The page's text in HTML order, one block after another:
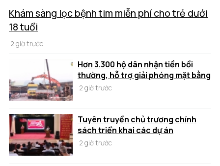
Khám sàng lọc bệnh tim miễn phí cho trẻ dưới
18 tuổi
2 giờ trước
Hơn 3.300 hộ dân nhận tiền bồi
thường, hỗ trợ giải phóng mặt bằng
2 giờ trước
Tuyên truyền chủ trương chính
sách triển khai các dự án
2 giờ trước